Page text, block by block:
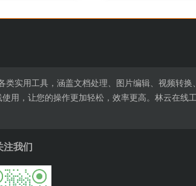
实用工具，涵盖文档处理、图片编辑、视频转换
用，让您的操作更加轻松，效率更高。林云在线
注我们